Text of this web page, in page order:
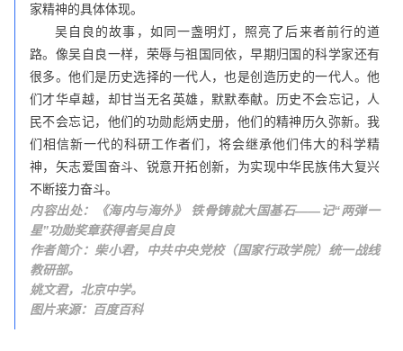
家精神的具体体现。
吴自良的故事，如同一盏明灯，照亮了后来者前行的道
路。像吴自良一样，荣辱与祖国同依，早期归国的科学家还有
很多。他们是历史选择的一代人，也是创造历史的一代人。他
们才华卓越，却甘当无名英雄，默默奉献。历史不会忘记，人
民不会忘记，他们的功勋彪炳史册，他们的精神历久弥新。我
们相信新一代的科研工作者们，将会继承他们伟大的科学精
神，矢志爱国奋斗、锐意开拓创新，为实现中华民族伟大复兴
不断接力奋斗。
内容出处：《海内与海外》 铁骨铸就大国基石——记“两弹一
星”功勋奖章获得者吴自良
作者简介：柴小君，中共中央党校（国家行政学院）统一战线
教研部。
姚文君，北京中学。
图片来源：百度百科